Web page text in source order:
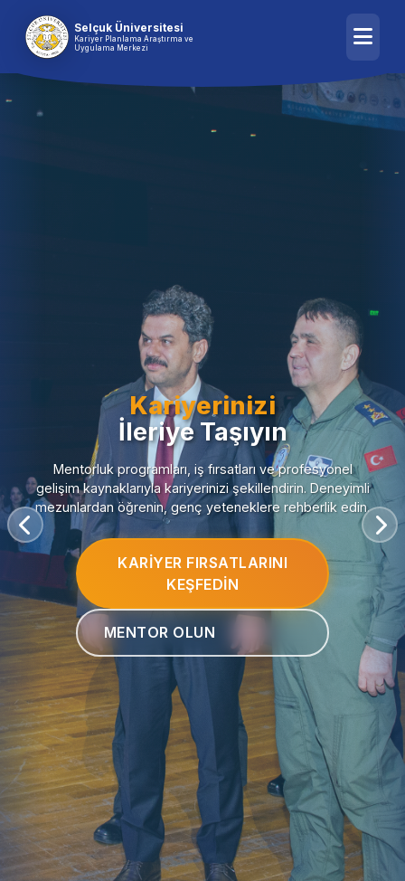
Selçuk Üniversitesi
Kariyer Planlama Araştırma ve
Uygulama Merkezi
Kariyerinizi
İleriye Taşıyın
Mentorluk programları, iş fırsatları ve profesyonel
gelişim kaynaklarıyla kariyerinizi şekillendirin. Deneyimli
mezunlardan öğrenin, genç yeteneklere rehberlik edin.
KARIYER FIRSATLARINI
KEŞFEDIN
MENTOR OLUN